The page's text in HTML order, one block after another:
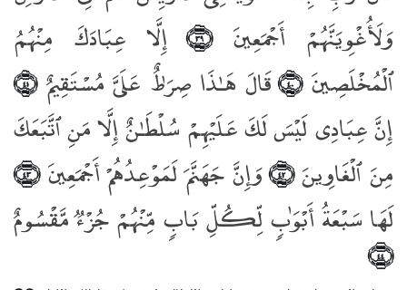
وَلَأُغْوِيَنَّهُمْ أَجْمَعِينَ﴿٣٩﴾
إِلَّا عِبَادَكَ مِنْهُمُ
ٱلْمُخْلَصِينَ﴿٤٠﴾ قَالَ هَـٰذَا صِرَٰطٌ عَلَىَّ مُسْتَقِيمٌ﴿٤١﴾
إِنَّ عِبَادِى لَيْسَ لَكَ عَلَيْهِمْ سُلْطَـٰنٌ إِلَّا مَنِ ٱتَّبَعَكَ
مِنَ ٱلْغَاوِينَ﴿٤٢﴾ وَإِنَّ جَهَنَّمَ لَمَوْعِدُهُمْ أَجْمَعِينَ﴿٤٣﴾
لَهَا سَبْعَةُ أَبْوَٰبٍۢ لِّكُلِّ بَابٍۢ مِّنْهُمْ جُزْءٌۭ مَّقْسُومٌ
﴿٤٤﴾